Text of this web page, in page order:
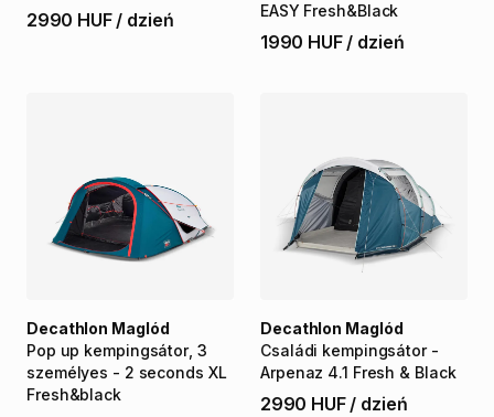
2990 HUF / dzień
EASY Fresh&Black
1990 HUF / dzień
Pop up kempingsátor​,​ 3
személyes - 2 seconds XL
Fresh&black
Decathlon Maglód
Családi kempingsátor -
Arpenaz 4.1 Fresh & Black
Decathlon Maglód
2990 HUF / dzień